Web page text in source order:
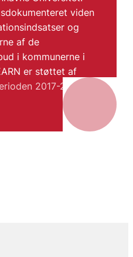
viden
og
af de
i kommunerne i
er støttet af
2017-2021.